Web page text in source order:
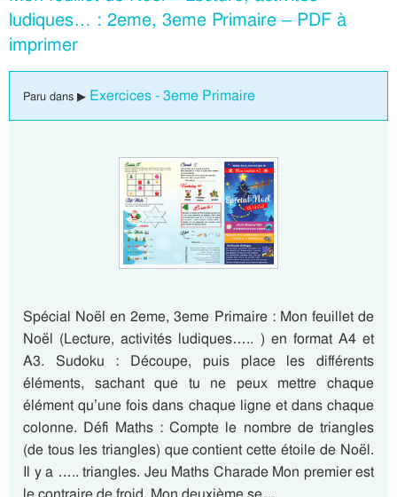
ludiques… : 2eme, 3eme Primaire – PDF à
imprimer
Paru dans ▶ Exercices - 3eme Primaire
Spécial Noël en 2eme, 3eme Primaire : Mon feuillet de
Noël (Lecture, activités ludiques….. ) en format A4 et
A3. Sudoku : Découpe, puis place les différents
éléments, sachant que tu ne peux mettre chaque
élément qu’une fois dans chaque ligne et dans chaque
colonne. Défi Maths : Compte le nombre de triangles
(de tous les triangles) que contient cette étoile de Noël.
Il y a ….. triangles. Jeu Maths Charade Mon premier est